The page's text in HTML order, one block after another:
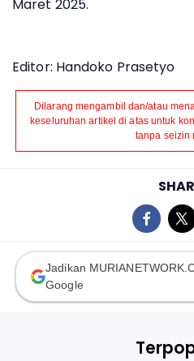
Maret 2025.
Editor: Handoko Prasetyo
Dilarang mengambil dan/atau
keseluruhan artikel di atas untuk
tanpa seizin
Jadikan
Google